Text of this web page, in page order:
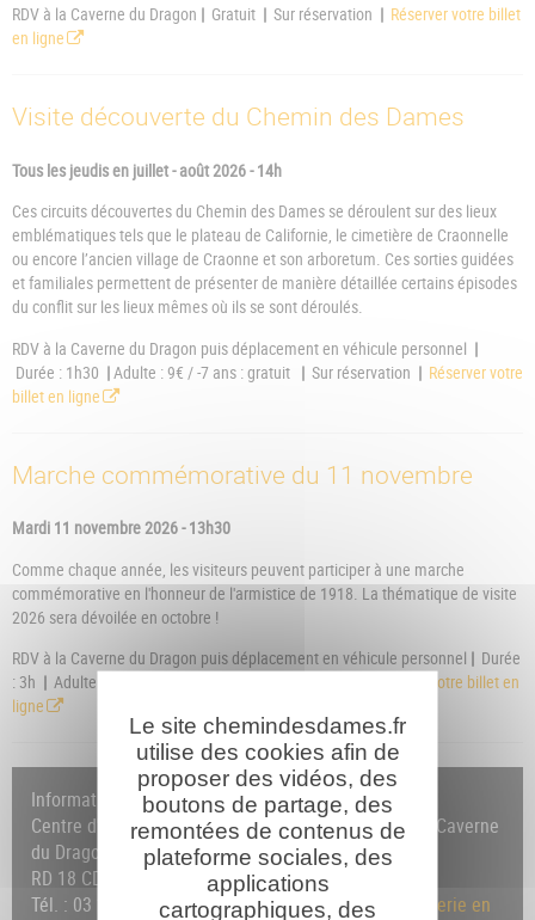
RDV à la Caverne du Dragon | Gratuit | Sur réservation | Réserver votre billet
en ligne
Visite découverte du Chemin des Dames
Tous les jeudis en juillet - août 2026 - 14h
Ces circuits découvertes du Chemin des Dames se déroulent sur des lieux
emblématiques tels que le plateau de Californie, le cimetière de Craonnelle
ou encore l’ancien village de Craonne et son arboretum. Ces sorties guidées
et familiales permettent de présenter de manière détaillée certains épisodes
du conflit sur les lieux mêmes où ils se sont déroulés.
RDV à la Caverne du Dragon puis déplacement en véhicule personnel |
Durée : 1h30 | Adulte : 9€ / -7 ans : gratuit | Sur réservation | Réserver votre
billet en ligne
Marche commémorative du 11 novembre
Mardi 11 novembre 2026 - 13h30
Comme chaque année, les visiteurs peuvent participer à une marche
commémorative en l'honneur de l'armistice de 1918. La thématique de visite
2026 sera dévoilée en octobre !
RDV à la Caverne du Dragon puis déplacement en véhicule personnel | Durée
: 3h | Adulte : 9€ / -7 ans : gratuit
Réserver votre billet en
ligne
Informations et réservation :
Centre d'Accueil du Visiteur du Chemin des Dames • Caverne
du Dragon
RD 18 CD - 02160 OULCHES-LA-VALLÉE-FOULON
Tél. : 03 23 25 14 18 /Formulaire de contact/
Billetterie en
Le site chemindesdames.fr
utilise des cookies afin de
proposer des vidéos, des
boutons de partage, des
remontées de contenus de
plateforme sociales, des
applications
cartographiques, des